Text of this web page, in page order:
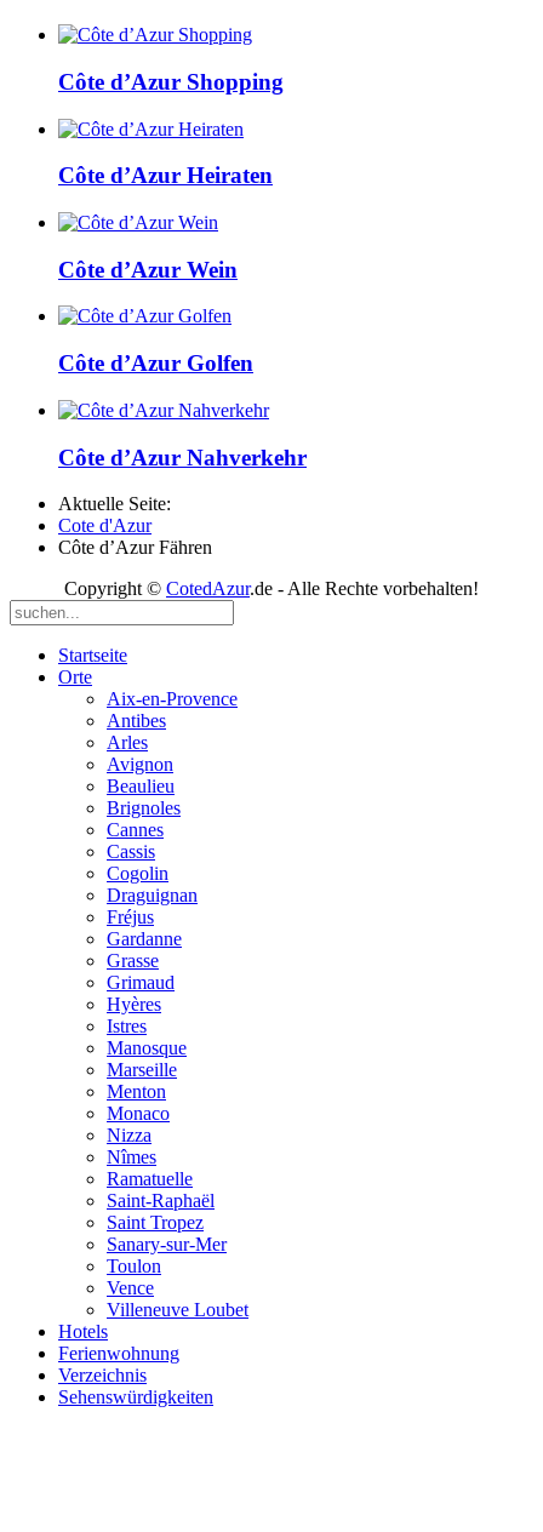
Côte d’Azur Shopping
Côte d’Azur Heiraten
Côte d’Azur Wein
Côte d’Azur Golfen
Côte d’Azur Nahverkehr
Aktuelle Seite:
Cote d'Azur
Côte d’Azur Fähren
Copyright © CotedAzur.de - Alle Rechte vorbehalten!
Startseite
Orte
Aix-en-Provence
Antibes
Arles
Avignon
Beaulieu
Brignoles
Cannes
Cassis
Cogolin
Draguignan
Fréjus
Gardanne
Grasse
Grimaud
Hyères
Istres
Manosque
Marseille
Menton
Monaco
Nizza
Nîmes
Ramatuelle
Saint-Raphaël
Saint Tropez
Sanary-sur-Mer
Toulon
Vence
Villeneuve Loubet
Hotels
Ferienwohnung
Verzeichnis
Sehenswürdigkeiten